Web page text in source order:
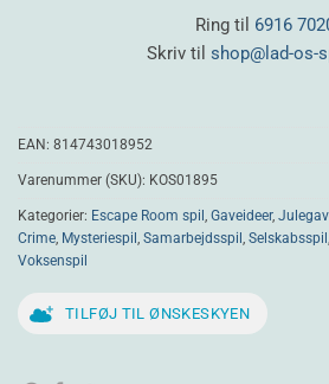
Ring til 6916
Skriv til shop@lad-os-
EAN: 814743018952
Varenummer (SKU): KOS01895
Kategorier: Escape Room spil Gaveideer,
Crime Mysteriespil Samarbejdsspil Selskabsspil
Voksenspil
TILFØJ TIL ØNSKESKYEN